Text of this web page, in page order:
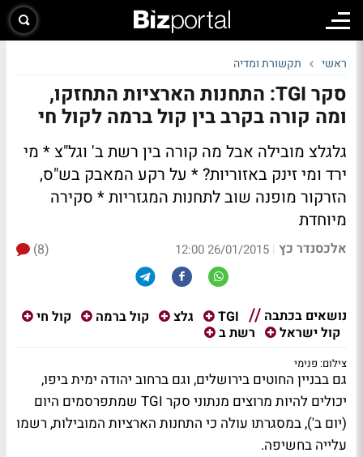
ראשי תקשורת ומדיה
סקר TGI: התחנות הארציות התחזקו,
ומה קורה בקרב בין קול ברמה לקול חי
גלגלצ מובילה אבל מה קורה בין רשת ב' וגל"צ * מי
ירד ומי זינק באזוריות? * על רקע המאבק בש"ס,
הזרקור מופנה שוב לתחנות המגזריות * סקירה
מיוחדת
אלכסנדר כץ |
26/01/2015 12:00
(8)
נושאים בכתבה TGI גלצ קול ברמה
קול חי
קול ישראל
רשת ב
צילום: פנימי
גם בבניין החוטים בירושלים, וגם ברחוב יהודה ימית ביפו,
יכולים להיות מרוצים מנתוני סקר TGI
שמתפרסמים היום
(יום ב'), במסגרתו עולה כי התחנות הארציות המובילות, רשמו
עלייה בחשיפה.